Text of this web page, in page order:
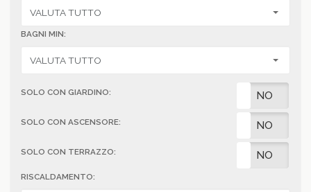
BAGNI MIN:
SOLO CON GIARDINO: NO
SOLO CON ASCENSORE: NO
SOLO CON TERRAZZO: NO
RISCALDAMENTO: